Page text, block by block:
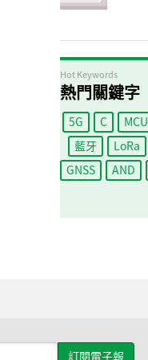
Hot Keywords
熱門關鍵字
5G C MCU
藍牙
LoRa
GNSS
AND